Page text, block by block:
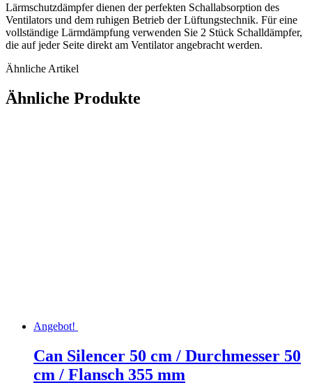
Lärmschutzdämpfer dienen der perfekten Schallabsorption des
Ventilators und dem ruhigen Betrieb der Lüftungstechnik. Für eine
vollständige Lärmdämpfung verwenden Sie 2 Stück Schalldämpfer,
die auf jeder Seite direkt am Ventilator angebracht werden.
Ähnliche Artikel
Ähnliche Produkte
Angebot!
Can Silencer 50 cm / Durchmesser 50
cm / Flansch 355 mm